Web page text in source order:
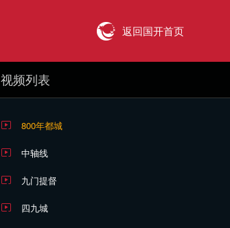
返回国开首页
视频列表
800年都城
中轴线
九门提督
四九城